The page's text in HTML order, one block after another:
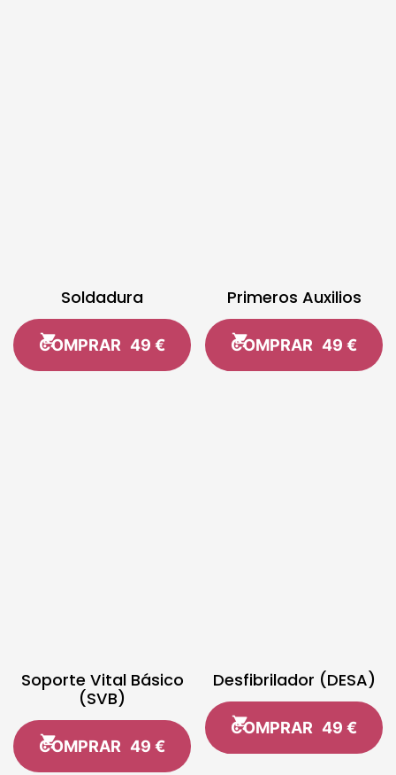
Soldadura
COMPRAR 49 €
Primeros Auxilios
COMPRAR 49 €
Soporte Vital Básico
(SVB)
COMPRAR 49 €
Desfibrilador (DESA)
COMPRAR 49 €